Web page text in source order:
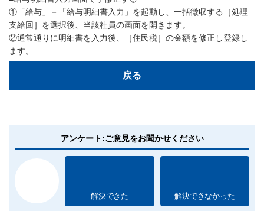
①「給与」－「給与明細書入力」を起動し、一括徴収する［処理
支給回］を選択後、当該社員の画面を開きます。
②通常通りに明細書を入力後、［住民税］の金額を修正し登録し
ます。
戻る
アンケート:ご意見をお聞かせください
解決できた 解決できなかった